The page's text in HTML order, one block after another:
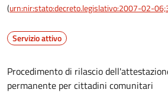
(urn:nir:stato:decreto.legislativo:2007-02-
Servizio attivo
Procedimento di rilascio
permanente per cittadini comunitari